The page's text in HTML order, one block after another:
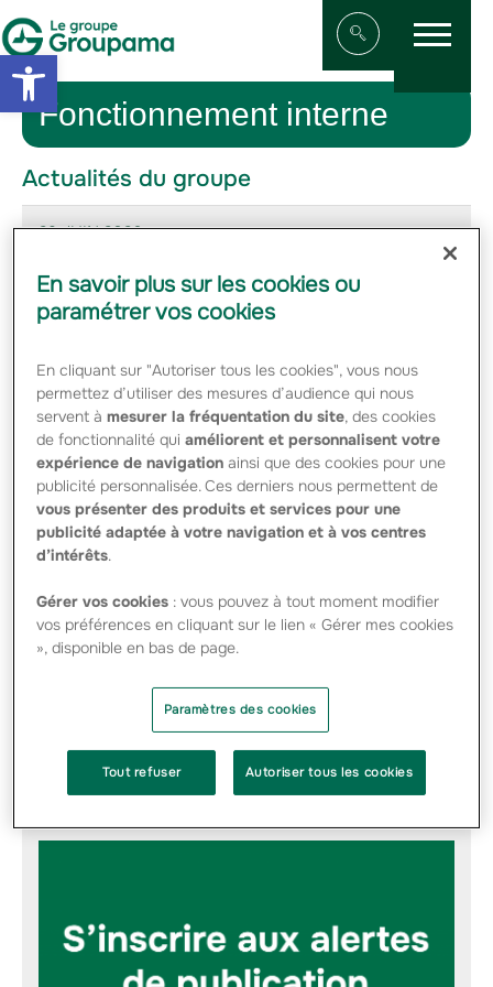
Open toolbar
Aller au contenu
Afficher/
Menu
Fonctionnement interne
Actualités du groupe
29 JUIN 2026
Le Groupe Groupama accélère la transformation de ses
investissements
Caravane publicitaire, fan zones, initiations aux gestes qui
sauvent... Groupama dévoile son dispositif événementiel
pour le Tour de France et le Tour de France Femmes avec
Zwift 2026
21 MAI 2026
Le groupe Groupama publie son rapport SFCR au 31
décembre 2025
Gouvernance : Jean-Christophe Mandard est élu vice-
président de Groupama Assurances Mutuelles
EN VOIR PLUS ...
En savoir plus sur les cookies ou
paramétrer vos cookies
En cliquant sur "Autoriser tous les cookies", vous nous
permettez d’utiliser des mesures d’audience qui nous
servent àmesurer la fréquentation du site, des cookies
de fonctionnalité quiaméliorent et personnalisent votre
expérience de navigation ainsi que des cookies pour une
publicité personnalisée. Ces derniers nous permettent de
vous présenter des produits et services pour une
publicité adaptée à votre navigation et à vos centres
d’intérêts.
Gérer vos cookies : vous pouvez à tout moment modifier
vos préférences en cliquant sur le lien « Gérer mes cookies
», disponible en bas de page.
Paramètres des cookies
Tout refuser Autoriser tous les cookies